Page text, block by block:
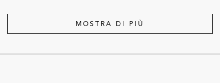
MOSTRA DI PIÙ